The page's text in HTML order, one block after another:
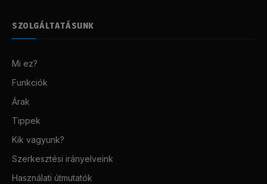
SZOLGÁLTATÁSUNK
Mi ez?
Funkciók
Árak
Tippek
Kik vagyunk?
Szerkesztési irányelveink
Használati útmutatók